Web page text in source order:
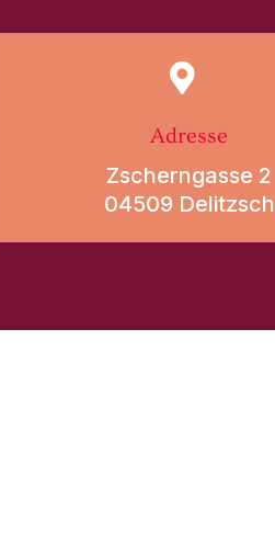
Adresse
Zscherngasse 2
04509 Delitzsch